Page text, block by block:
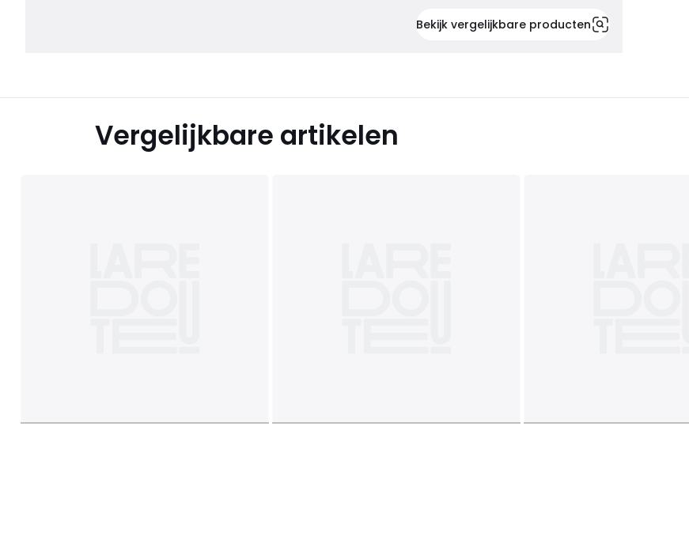
Bekijk vergelijkbare producten
Vergelijkbare artikelen